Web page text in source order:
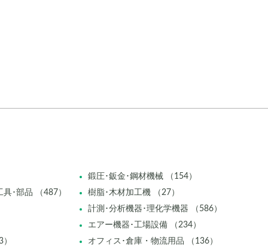
鍛圧･鈑金･鋼材機械 （154）
･部品 （487）
樹脂･木材加工機 （27）
計測･分析機器･理化学機器 （586）
エアー機器･工場設備 （234）
オフィス･倉庫・物流用品 （136）